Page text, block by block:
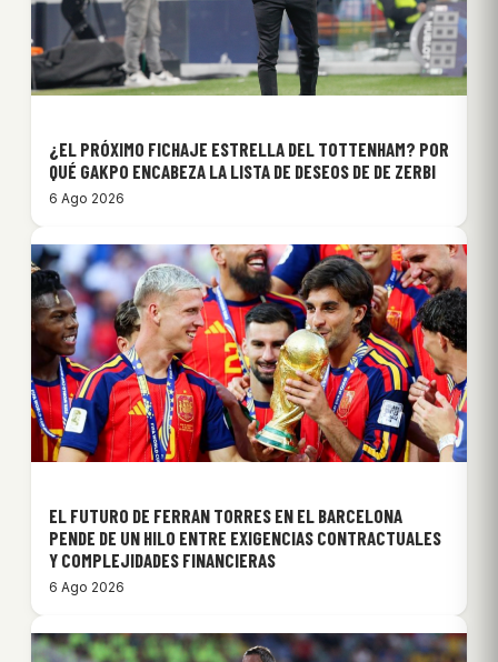
¿EL PRÓXIMO FICHAJE ESTRELLA DEL TOTTENHAM? POR
QUÉ GAKPO ENCABEZA LA LISTA DE DESEOS DE DE ZERBI
6 Ago 2026
EL FUTURO DE FERRAN TORRES EN EL BARCELONA
PENDE DE UN HILO ENTRE EXIGENCIAS CONTRACTUALES
Y COMPLEJIDADES FINANCIERAS
6 Ago 2026